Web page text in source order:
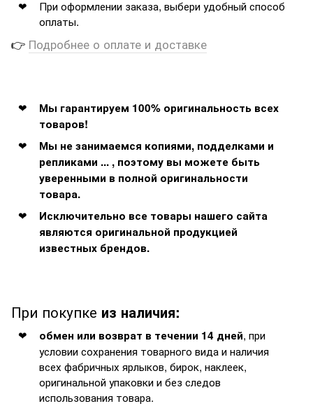
При оформлении заказа, выбери удобный способ
оплаты.
👉 Подробнее о оплате и доставке
Мы гарантируем 100% оригинальность всех
товаров!
Мы не занимаемся копиями, подделками и
репликами ... , поэтому вы можете быть
уверенными в полной оригинальности
товара.
Исключительно все товары нашего сайта
являются оригинальной продукцией
известных брендов.
При покупке из наличия:
обмен или возврат в течении 14 дней, при
условии сохранения товарного вида и наличия
всех фабричных ярлыков, бирок, наклеек,
оригинальной упаковки и без следов
использования товара.